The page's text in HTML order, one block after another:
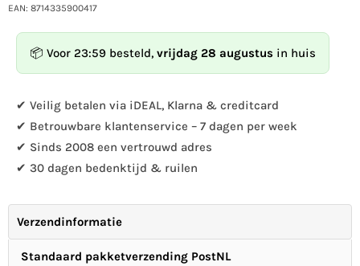
voor
Nestkast
Portland,
mm
voor
Portland,
EAN: 8714335900417
📦 Voor 23:59 besteld, vrijdag 28 augustus in huis
✔ Veilig betalen via iDEAL, Klarna & creditcard
✔ Betrouwbare klantenservice – 7 dagen per week
✔ Sinds 2008 een vertrouwd adres
✔ 30 dagen bedenktijd & ruilen
Verzendinformatie
Standaard pakketverzending PostNL